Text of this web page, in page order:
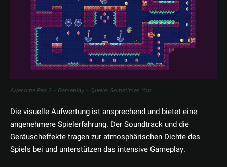
Awesome Pea 3 – Gameplay – Quelle: Sometimes You
Die visuelle Aufwertung ist ansprechend und bietet eine
angenehmere Spielerfahrung. Der Soundtrack und die
Geräuscheffekte tragen zur atmosphärischen Dichte des
Spiels bei und unterstützen das intensive Gameplay.